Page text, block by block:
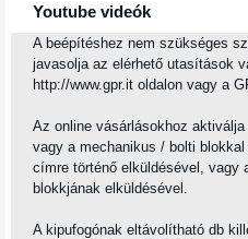
Youtube videók
A beépítéshez nem szükséges
javasolja az elérhető utasítások
http://www.gpr.it oldalon vagy a
Az online vásárlásokhoz
vagy a mechanikus / bolti
címre történő elküldésével, vagy
blokkjának elküldésével.
A kipufogónak eltávolítható db